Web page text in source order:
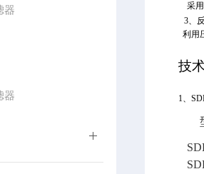
器
器
采用
3、
利用
技
1、SD
SD
SD